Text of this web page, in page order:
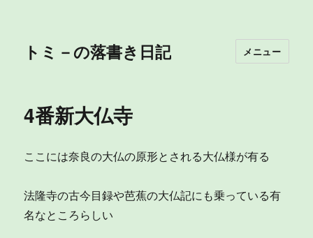
トミ－の落書き日記 メニュー
4番新大仏寺
ここには奈良の大仏の原形とされる大仏様が有る
法隆寺の古今目録や芭蕉の大仏記にも乗っている有
名なところらしい